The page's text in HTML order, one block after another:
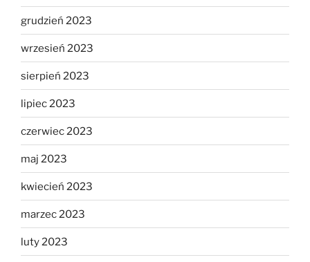
grudzień 2023
wrzesień 2023
sierpień 2023
lipiec 2023
czerwiec 2023
maj 2023
kwiecień 2023
marzec 2023
luty 2023